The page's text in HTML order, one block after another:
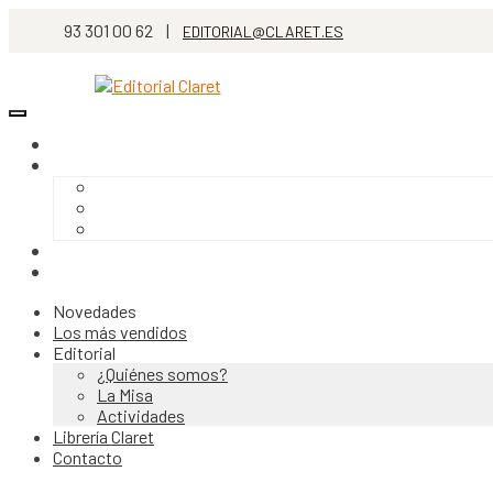
93 301 00 62 | EDITORIAL@CLARET.ES
Novedades
Los más vendidos
Editorial
¿Quiénes somos?
La Misa
Actividades
Librería Claret
Contacto